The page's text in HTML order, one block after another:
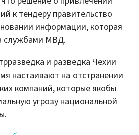
к тендеру правительство
информации, которая
службами МВД.
и разведка Чехии
настаивают на отстранении
компаний, которые якобы
угрозу национальной